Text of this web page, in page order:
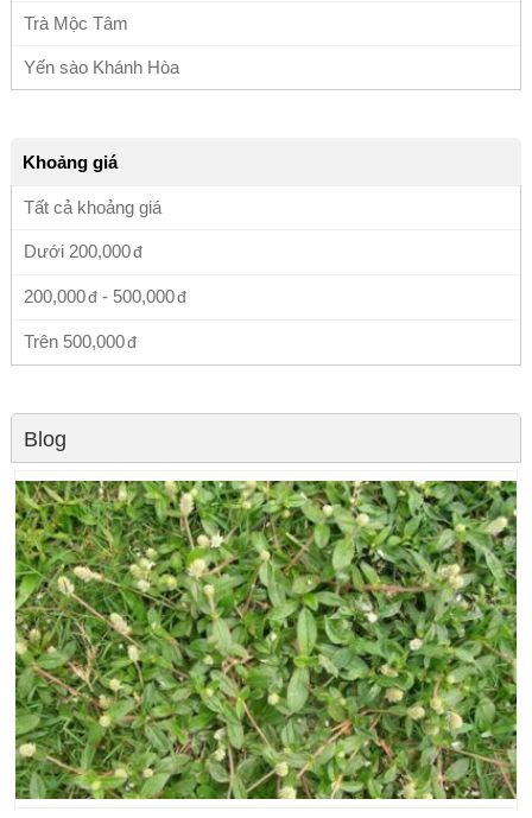
Trà Mộc Tâm
Yến sào Khánh Hòa
Khoảng giá
Tất cả khoảng giá
Dưới 200,000
200,000 - 500,000
Trên 500,000
Blog